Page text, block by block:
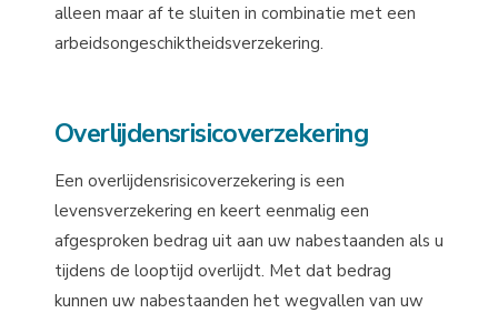
alleen maar af te sluiten in combinatie met een
arbeidsongeschiktheidsverzekering.
Overlijdensrisicoverzekering
Een overlijdensrisicoverzekering is een
levensverzekering en keert eenmalig een
afgesproken bedrag uit aan uw nabestaanden als u
tijdens de looptijd overlijdt. Met dat bedrag
kunnen uw nabestaanden het wegvallen van uw